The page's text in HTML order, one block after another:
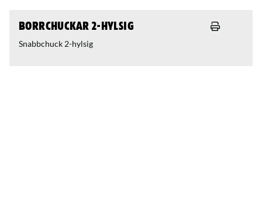
Borrchuckar 2-hylsig
Snabbchuck 2-hylsig